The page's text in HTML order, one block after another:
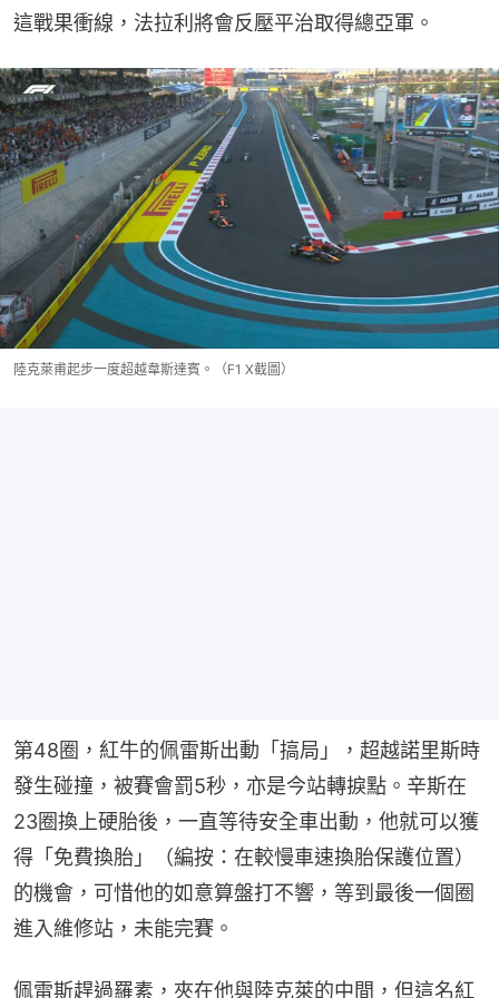
這戰果衝線，法拉利將會反壓平治取得總亞軍。
陸克萊甫起步一度超越韋斯達賓。（F1 X截圖）
第48圈，紅牛的佩雷斯出動「搞局」，超越諾里斯時
發生碰撞，被賽會罰5秒，亦是今站轉捩點。辛斯在
23圈換上硬胎後，一直等待安全車出動，他就可以獲
得「免費換胎」（編按：在較慢車速換胎保護位置）
的機會，可惜他的如意算盤打不響，等到最後一個圈
進入維修站，未能完賽。
佩雷斯趕過羅素，夾在他與陸克萊的中間，但這名紅